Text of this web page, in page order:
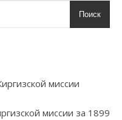
Поиск
миссии
миссии за 1899